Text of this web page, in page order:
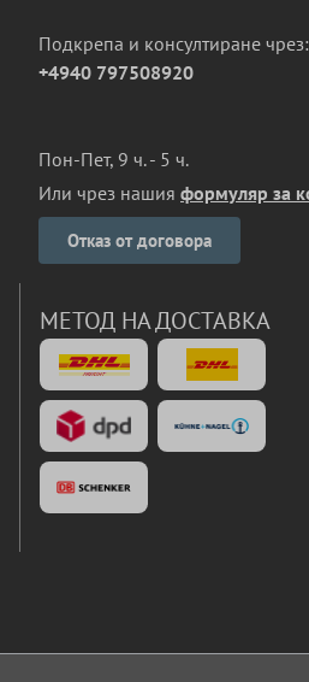
Подкрепа и консултиране чрез:
+4940 797508920
Пон-Пет, 9 ч. - 5 ч.
Или чрез нашия формуляр за
Отказ от договора
МЕТОД НА ДОСТАВКА